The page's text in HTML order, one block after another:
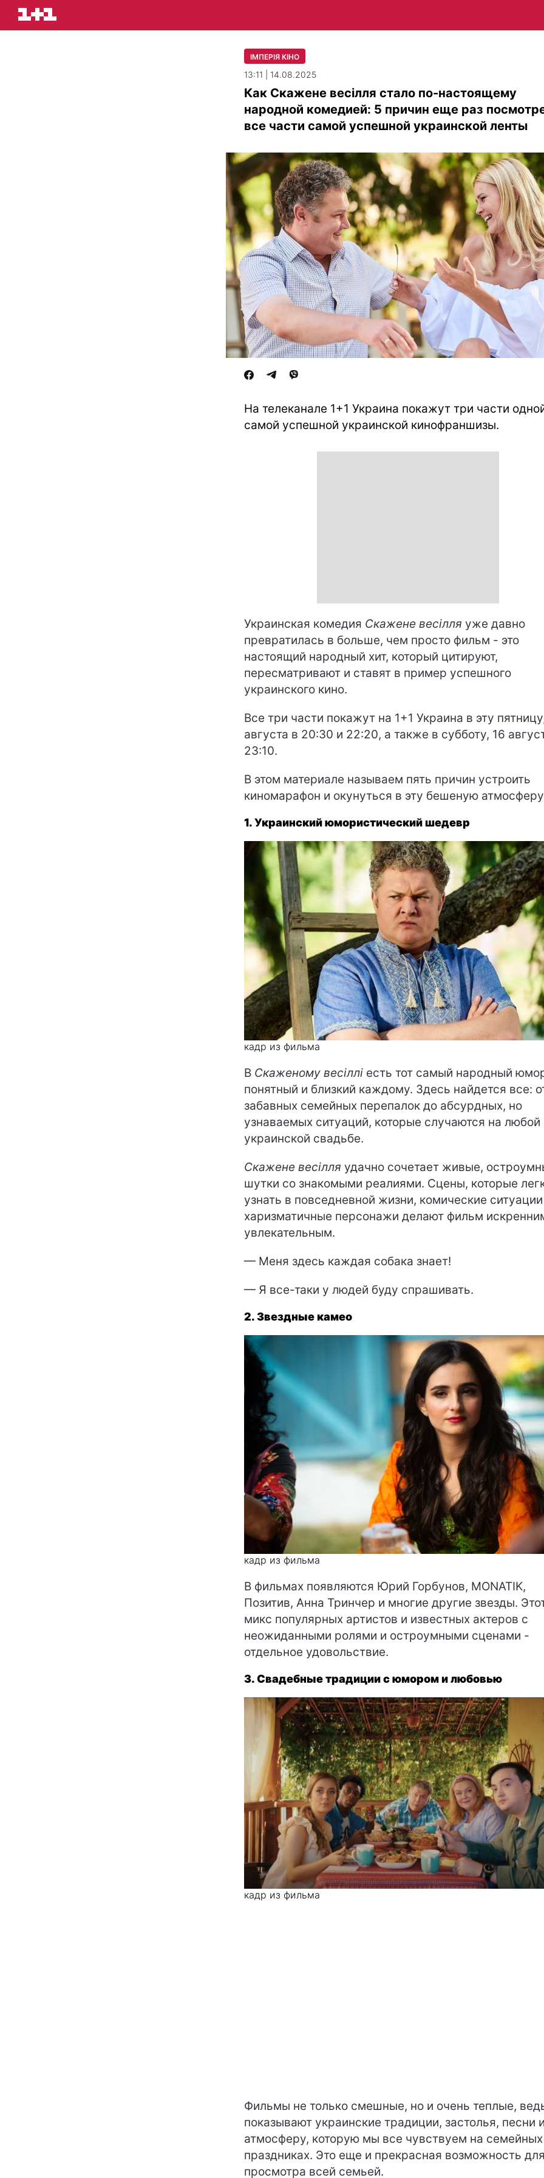
ІМПЕРІЯ КІНО
13:11 | 14.08.2025
Как Скажене весілля стало по-настоящему
народной комедией: 5 причин еще раз
все части самой успешной украинской ленты
На телеканале 1+1 Украина покажут три части
самой успешной украинской кинофраншизы.
Украинская комедия Скажене весілля уже давно
превратилась в больше, чем просто фильм - это
настоящий народный хит, который цитируют,
пересматривают и ставят в пример успешного
украинского кино.
Все три части покажут на 1+1 Украина в эту
августа в 20:30 и 22:20, а также в субботу, 16
23:10.
В этом материале называем пять причин устроить
киномарафон и окунуться в эту бешеную
1. Украинский юмористический шедевр
кадр из фильма
В Скаженому весіллі есть тот самый народный
понятный и близкий каждому. Здесь найдется все:
забавных семейных перепалок до абсурдных, но
узнаваемых ситуаций, которые случаются на любой
украинской свадьбе.
Скажене весілля удачно сочетает живые,
шутки со знакомыми реалиями. Сцены, которые
узнать в повседневной жизни, комические
харизматичные персонажи делают фильм
увлекательным.
— Меня здесь каждая собака знает!
— Я все-таки у людей буду спрашивать.
2. Звездные камео
кадр из фильма
В фильмах появляются Юрий Горбунов, MONATIK,
Позитив, Анна Тринчер и многие другие звезды.
микс популярных артистов и известных актеров с
неожиданными ролями и остроумными сценами -
отдельное удовольствие.
3. Свадебные традиции с юмором и любовью
кадр из фильма
Фильмы не только смешные, но и очень теплые,
показывают украинские традиции, застолья, песни
атмосферу, которую мы все чувствуем на семейных
праздниках. Это еще и прекрасная возможность
просмотра всей семьей.